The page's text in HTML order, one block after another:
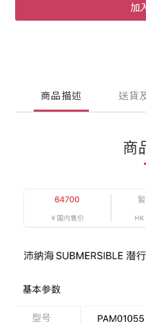
加
商品描述 送貨
商